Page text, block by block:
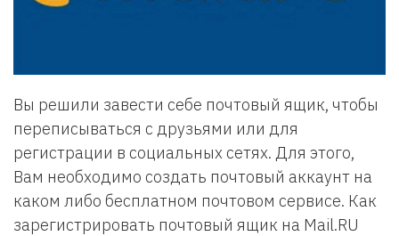
Вы решили завести себе почтовый ящик, чтобы
переписываться с друзьями или для
регистрации в социальных сетях. Для этого,
Вам необходимо создать почтовый аккаунт на
каком либо бесплатном почтовом сервисе. Как
зарегистрировать почтовый ящик на Mail.RU